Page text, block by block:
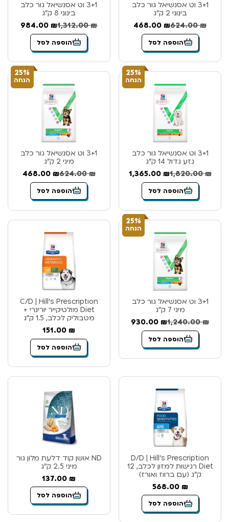
3+1 וט אסנשיאל גור כלב
בינוני 2 ק”ג
624.00₪
468.00 ₪
הוספה לסל
3+1 וט אסנשיאל גור כלב
בינוני 8 ק”ג
1,312.00₪
984.00 ₪
הוספה לסל
25%
הנחה
3+1 וט אסנשיאל גור כלב
גזע גדול 14 ק”ג
1,820.00₪
1,365.00 ₪
הוספה לסל
25%
הנחה
3+1 וט אסנשיאל גור כלב
מיני 2 ק”ג
624.00₪
468.00 ₪
הוספה לסל
25%
הנחה
3+1 וט אסנשיאל גור כלב
מיני 7 ק”ג
1,240.00₪
930.00 ₪
הוספה לסל
C/D | Hill’s Prescription
Diet מולטיקייר יורינרי +
מטבוליק לכלב, 1.5 ק”ג
151.00 ₪
הוספה לסל
D/D | Hill’s Prescription
Diet רגישות למזון לכלב, 12
ק”ג (עם ברווז ואורז)
568.00 ₪
הוספה לסל
ND אושן קוד דלעת מלון גור
מיני 2.5 ק”ג
137.00 ₪
הוספה לסל